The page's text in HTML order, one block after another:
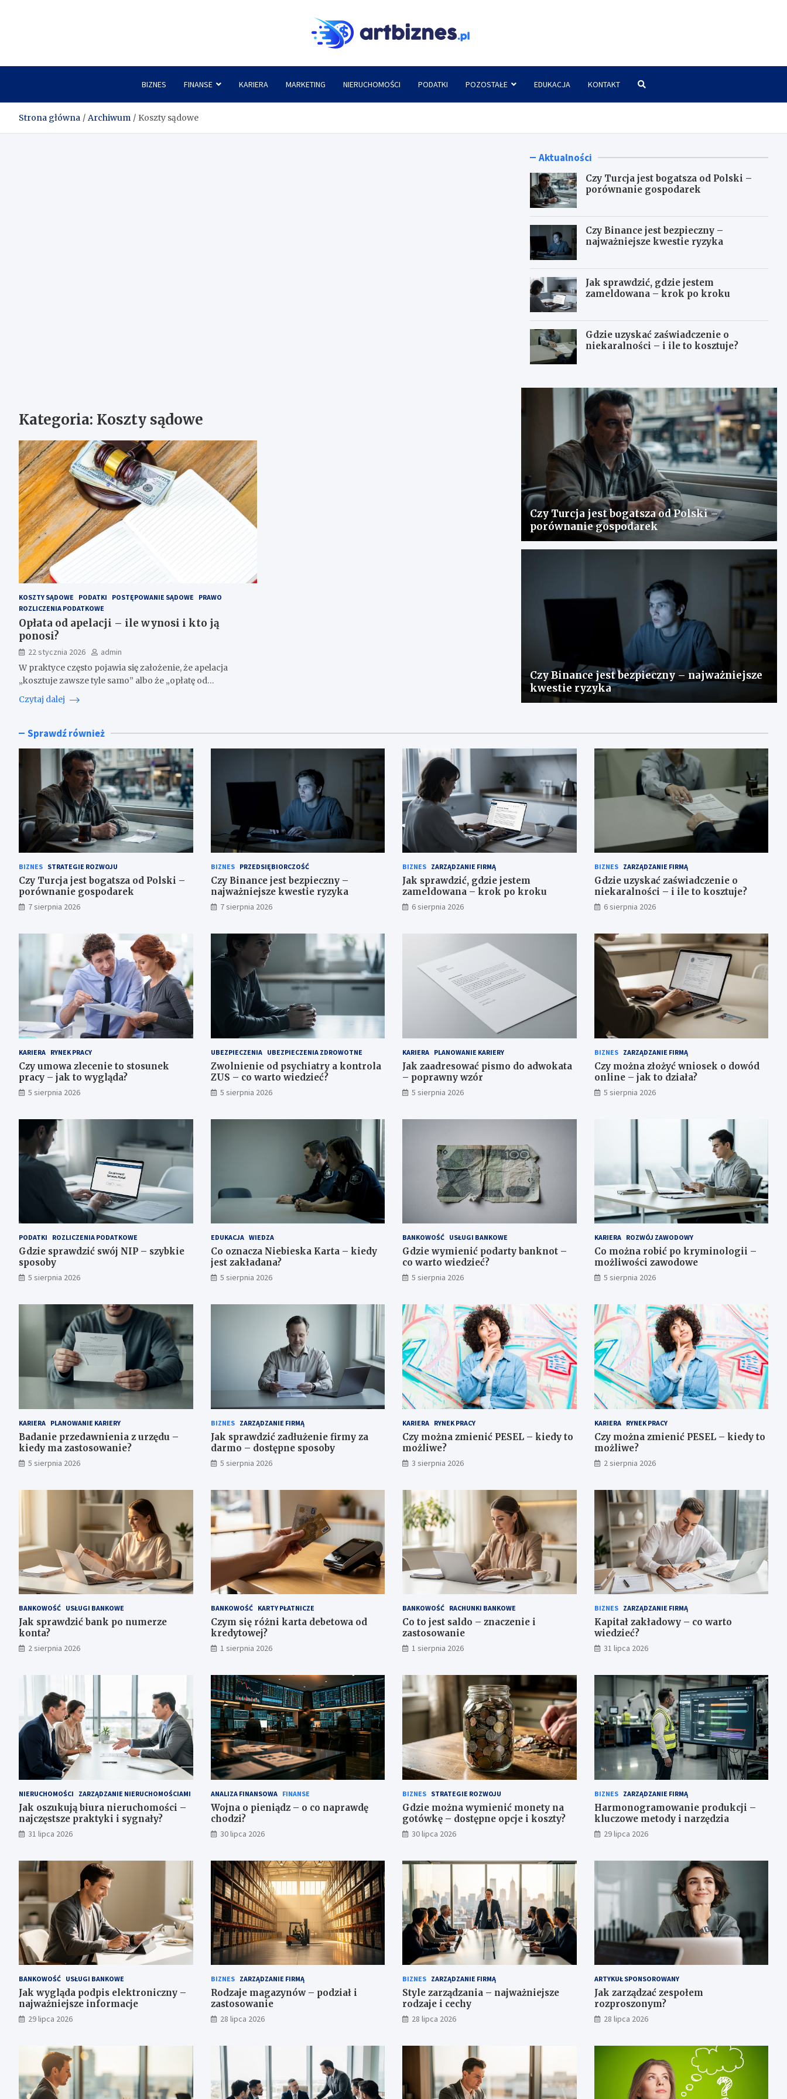
BIZNES FINANSE KARIERA MARKETING NIERUCHOMOŚCI PODATKI POZOSTAŁE EDUKACJA KONTAKT
Strona główna Archiwum Koszty sądowe
Kategoria: Koszty sądowe
KOSZTY SĄDOWE PODATKI POSTĘPOWANIE SĄDOWE
PRAWO
ROZLICZENIA PODATKOWE
Opłata od apelacji – ile wynosi i kto ją
ponosi?
22 stycznia 2026
admin
W praktyce często pojawia się założenie, że apelacja
„kosztuje zawsze tyle samo” albo że „opłatę od…
Czytaj dalej
Aktualności
Czy Turcja jest bogatsza od Polski –
porównanie gospodarek
Czy Binance jest bezpieczny –
najważniejsze kwestie ryzyka
Jak sprawdzić, gdzie jestem
zameldowana – krok po kroku
Gdzie uzyskać zaświadczenie o
niekaralności – i ile to kosztuje?
Czy Turcja jest bogatsza od Polski –
porównanie gospodarek
Czy Binance jest bezpieczny – najważniejsze
kwestie ryzyka
Sprawdź również
BIZNES STRATEGIE ROZWOJU
Czy Turcja jest bogatsza od Polski –
porównanie gospodarek
7 sierpnia 2026
BIZNES PRZEDSIĘBIORCZOŚĆ
Czy Binance jest bezpieczny –
najważniejsze kwestie ryzyka
7 sierpnia 2026
BIZNES ZARZĄDZANIE FIRMĄ
Jak sprawdzić, gdzie jestem
zameldowana – krok po kroku
6 sierpnia 2026
BIZNES ZARZĄDZANIE FIRMĄ
Gdzie uzyskać zaświadczenie o
niekaralności – i ile to kosztuje?
6 sierpnia 2026
KARIERA RYNEK PRACY
Czy umowa zlecenie to stosunek
pracy – jak to wygląda?
5 sierpnia 2026
UBEZPIECZENIA UBEZPIECZENIA ZDROWOTNE
Zwolnienie od psychiatry a kontrola
ZUS – co warto wiedzieć?
5 sierpnia 2026
KARIERA PLANOWANIE KARIERY
Jak zaadresować pismo do adwokata
– poprawny wzór
5 sierpnia 2026
BIZNES ZARZĄDZANIE FIRMĄ
Czy można złożyć wniosek o dowód
online – jak to działa?
5 sierpnia 2026
PODATKI ROZLICZENIA PODATKOWE
Gdzie sprawdzić swój NIP – szybkie
sposoby
5 sierpnia 2026
EDUKACJA WIEDZA
Co oznacza Niebieska Karta – kiedy
jest zakładana?
5 sierpnia 2026
BANKOWOŚĆ USŁUGI BANKOWE
Gdzie wymienić podarty banknot –
co warto wiedzieć?
5 sierpnia 2026
KARIERA ROZWÓJ ZAWODOWY
Co można robić po kryminologii –
możliwości zawodowe
5 sierpnia 2026
KARIERA PLANOWANIE KARIERY
Badanie przedawnienia z urzędu –
kiedy ma zastosowanie?
5 sierpnia 2026
BIZNES ZARZĄDZANIE FIRMĄ
Jak sprawdzić zadłużenie firmy za
darmo – dostępne sposoby
5 sierpnia 2026
KARIERA RYNEK PRACY
Czy można zmienić PESEL – kiedy to
możliwe?
3 sierpnia 2026
KARIERA RYNEK PRACY
Czy można zmienić PESEL – kiedy to
możliwe?
2 sierpnia 2026
BANKOWOŚĆ USŁUGI BANKOWE
Jak sprawdzić bank po numerze
konta?
2 sierpnia 2026
BANKOWOŚĆ KARTY PŁATNICZE
Czym się różni karta debetowa od
kredytowej?
1 sierpnia 2026
BANKOWOŚĆ RACHUNKI BANKOWE
Co to jest saldo – znaczenie i
zastosowanie
1 sierpnia 2026
BIZNES ZARZĄDZANIE FIRMĄ
Kapitał zakładowy – co warto
wiedzieć?
31 lipca 2026
NIERUCHOMOŚCI ZARZĄDZANIE NIERUCHOMOŚCIAMI
Jak oszukują biura nieruchomości –
najczęstsze praktyki i sygnały?
31 lipca 2026
ANALIZA FINANSOWA FINANSE
Wojna o pieniądz – o co naprawdę
chodzi?
30 lipca 2026
BIZNES STRATEGIE ROZWOJU
Gdzie można wymienić monety na
gotówkę – dostępne opcje i koszty?
30 lipca 2026
BIZNES ZARZĄDZANIE FIRMĄ
Harmonogramowanie produkcji –
kluczowe metody i narzędzia
29 lipca 2026
BANKOWOŚĆ USŁUGI BANKOWE
Jak wygląda podpis elektroniczny –
najważniejsze informacje
29 lipca 2026
BIZNES ZARZĄDZANIE FIRMĄ
Rodzaje magazynów – podział i
zastosowanie
28 lipca 2026
BIZNES ZARZĄDZANIE FIRMĄ
Style zarządzania – najważniejsze
rodzaje i cechy
28 lipca 2026
ARTYKUŁ SPONSOROWANY
Jak zarządzać zespołem
rozproszonym?
28 lipca 2026